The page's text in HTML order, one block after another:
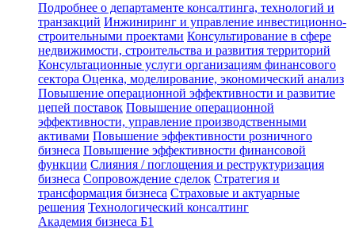
Подробнее о департаменте консалтинга, технологий и
транзакций Инжиниринг и управление инвестиционно-
строительными проектами Консультирование в сфере
недвижимости, строительства и развития территорий
Консультационные услуги организациям финансового
сектора Оценка, моделирование, экономический анализ
Повышение операционной эффективности и развитие
цепей поставок Повышение операционной
эффективности, управление производственными
активами Повышение эффективности розничного
бизнеса Повышение эффективности финансовой
функции Слияния / поглощения и реструктуризация
бизнеса Сопровождение сделок Стратегия и
трансформация бизнеса Страховые и актуарные
решения Технологический консалтинг
Академия бизнеса Б1